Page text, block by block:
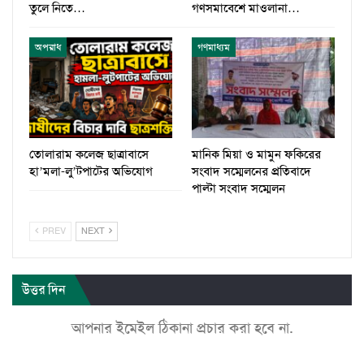
তুলে নিতে…
গণসমাবেশে মাওলানা…
অপরাধ
তোলারাম কলেজ ছাত্রাবাসে
হা’মলা-লু’টপাটের অভিযোগ
গণমাধ্যম
মানিক মিয়া ও মামুন ফকিরের
সংবাদ সম্মেলনের প্রতিবাদে
পাল্টা সংবাদ সম্মেলন
PREV NEXT
উত্তর দিন
আপনার ইমেইল ঠিকানা প্রচার করা হবে না.